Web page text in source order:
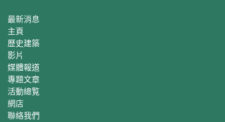
最新消息
主頁
歷史建築
影片
媒體報道
專題文章
活動總覧
網店
聯絡我們